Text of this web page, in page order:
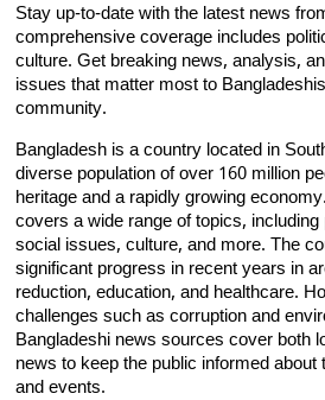
Stay up-to-date with the latest news
comprehensive coverage includes
culture. Get breaking news, analysis,
issues that matter most to
community.
Bangladesh is a country located in
diverse population of over 160 million
heritage and a rapidly growing
covers a wide range of topics,
social issues, culture, and more. The
significant progress in recent years in
reduction, education, and healthcare.
challenges such as corruption and
Bangladeshi news sources cover both
news to keep the public informed
and events.